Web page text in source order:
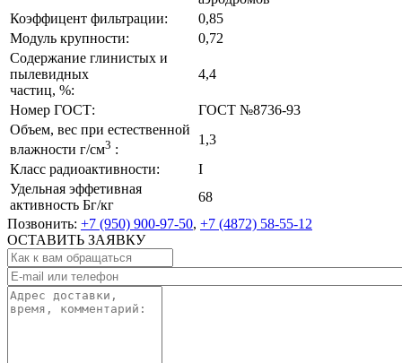
Коэффицент фильтрации:
0,85
Модуль крупности:
0,72
Содержание глинистых и
пылевидных
частиц, %:
4,4
Номер ГОСТ:
ГОСТ №8736-93
Объем, вес при естественной
влажности г/см3 :
1,3
Класс радиоактивности:
I
Удельная эффетивная
активность Бг/кг
68
Позвонить: +7 (950) 900-97-50, +7 (4872) 58-55-12
ОСТАВИТЬ ЗАЯВКУ